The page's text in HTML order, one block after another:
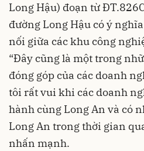
Long Hậu) đoạn từ
đường Long Hậu có ý
nối giữa các khu công
“Đây cũng là một trong
đóng góp của các doanh
tôi rất vui khi các doanh
hành cùng Long An và có
Long An trong thời gian
nhấn mạnh.